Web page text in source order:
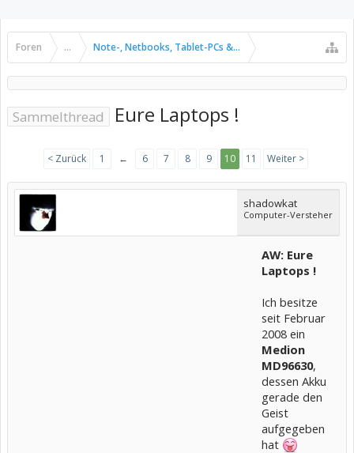
Foren ... Note-, Netbooks, Tablet-PCs & Pads
Sammelthread Eure Laptops !
< Zurück 1 ← 6 7 8 9 10 11 Weiter >
shadowkat
Computer-Versteher
AW: Eure
Laptops !
Ich besitze
seit Februar
2008 ein
Medion
MD96630,
dessen Akku
gerade den
Geist
aufgegeben
hat